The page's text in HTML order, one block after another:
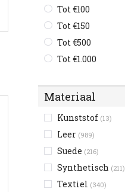
Osiris(4)
Palladium
Pantofola d'Oro
Puma(2)
Timberland(327)
Under Armour
Tot €100
Tot €150
Tot €500
Tot €1.000
Materiaal
Kunststof (13)
Leer (989)
Suede (216)
Synthetisch (211)
Textiel (340)